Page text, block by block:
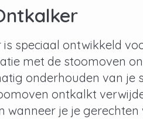
speciaal ontwikkeld
met de stoomoven
onderhouden van je
ontkalkt
wanneer je je